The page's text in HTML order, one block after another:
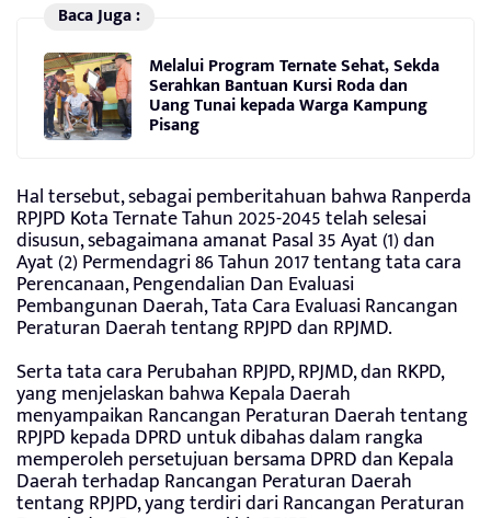
Baca Juga :
Melalui Program Ternate Sehat, Sekda
Serahkan Bantuan Kursi Roda dan
Uang Tunai kepada Warga Kampung
Pisang
Hal tersebut, sebagai pemberitahuan bahwa Ranperda
RPJPD Kota Ternate Tahun 2025-2045 telah selesai
disusun, sebagaimana amanat Pasal 35 Ayat (1) dan
Ayat (2) Permendagri 86 Tahun 2017 tentang tata cara
Perencanaan, Pengendalian Dan Evaluasi
Pembangunan Daerah, Tata Cara Evaluasi Rancangan
Peraturan Daerah tentang RPJPD dan RPJMD.
Serta tata cara Perubahan RPJPD, RPJMD, dan RKPD,
yang menjelaskan bahwa Kepala Daerah
menyampaikan Rancangan Peraturan Daerah tentang
RPJPD kepada DPRD untuk dibahas dalam rangka
memperoleh persetujuan bersama DPRD dan Kepala
Daerah terhadap Rancangan Peraturan Daerah
tentang RPJPD, yang terdiri dari Rancangan Peraturan